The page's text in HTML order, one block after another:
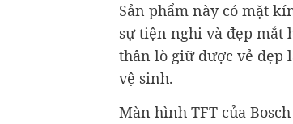
Sản phẩm này có mặt
sự tiện nghi và đẹp mắt
thân lò giữ được vẻ đẹp
vệ sinh.
Màn hình TFT của